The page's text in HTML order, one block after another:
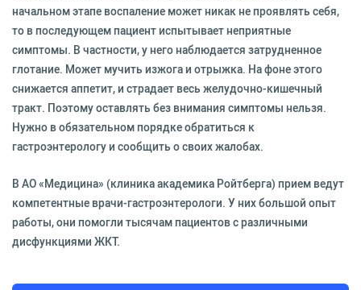
начальном этапе воспаление может никак не проявлять себя,
то в последующем пациент испытывает неприятные
симптомы. В частности, у него наблюдается затрудненное
глотание. Может мучить изжога и отрыжка. На фоне этого
снижается аппетит, и страдает весь желудочно-кишечный
тракт. Поэтому оставлять без внимания симптомы нельзя.
Нужно в обязательном порядке обратиться к
гастроэнтерологу и сообщить о своих жалобах.
В АО «Медицина» (клиника академика Ройтберга) прием ведут
компетентные врачи-гастроэнтерологи. У них большой опыт
работы, они помогли тысячам пациентов с различными
дисфункциями ЖКТ.